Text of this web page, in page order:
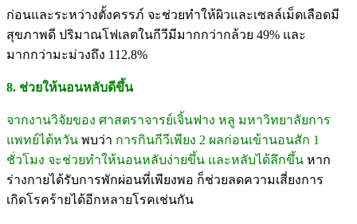
ก่อนและระหว่างตั้งครรภ์ จะช่วยทำให้ผิวและเซลล์เม็ดเลือดมี
สุขภาพดี ปริมาณโฟเลตในกีวีมีมากกว่ากล้วย 49% และ
มากกว่ามะม่วงถึง 112.8%
8. ช่วยให้นอนหลับดีขึ้น
จากงานวิจัยของ ศาสตราจารย์เจิ้นฟาง หลู มหาวิทยาลัยการ
แพทย์ไต้หวัน พบว่า การกินกีวีเพียง 2 ผลก่อนเข้านอนสัก 1
ชั่วโมง จะช่วยทำให้นอนหลับง่ายขึ้น และหลับได้ลึกขึ้น หาก
ร่างกายได้รับการพักผ่อนที่เพียงพอ ก็ช่วยลดความเสี่ยงการ
เกิดโรคร้ายได้อีกหลายโรคเช่นกัน